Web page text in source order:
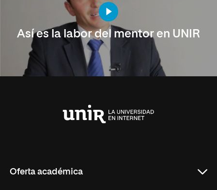
Así es la labor del mentor en UNIR
Oferta académica